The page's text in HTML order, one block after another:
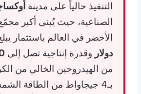
التنفيذ حالياً على مدينة
الصناعية، حيث يُبنى أكبر
الأخضر في العالم باستثمار
دولار وقدرة إنتاجية تصل إلى
من الهيدروجين الخالي من
بـ4 جيجاواط من الطاقة